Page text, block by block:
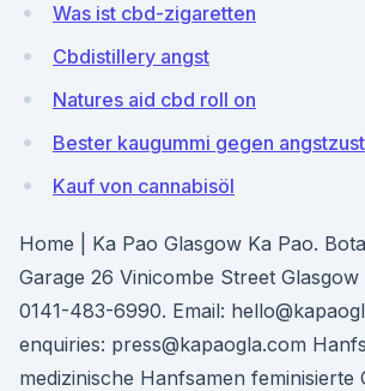
Was ist cbd-zigaretten
Cbdistillery angst
Natures aid cbd roll on
Bester kaugummi gegen
Kauf von cannabisöl
Home | Ka Pao Glasgow Ka Pao.
Garage 26 Vinicombe Street Glasgow
0141-483-6990. Email:
enquiries: press@kapaogla.com
medizinische Hanfsamen feminisierte